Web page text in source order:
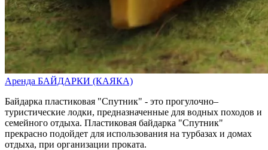
Аренда БАЙДАРКИ (КАЯКА)
Байдарка пластиковая "Спутник" - это прогулочно–
туристические лодки, предназначенные для водных походов и
семейного отдыха. Пластиковая байдарка "Спутник"
прекрасно подойдет для использования на турбазах и домах
отдыха, при организации проката.